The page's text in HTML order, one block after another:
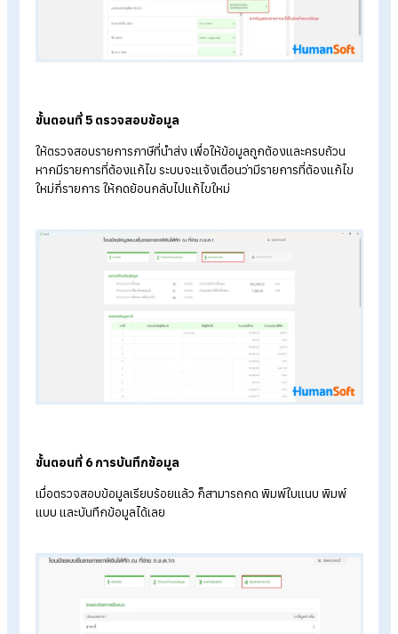
เลือกประเภทสาขา
สาขาที่ (ถ้ามี)
อัปโหลดไฟล์ ภ.ง.ด.1 ที่ดาวน์โหลดจากHumansoft
รหัสเงินได้
รหัสเงื่อนไขการหักภาษี ณ ที่จ่าย
“ตำแหน่งข้อมูล” และด้านขวาคือ “รายการ” ให้เลือกรายการข้อมูล
ขวามาใส่ในช่องตำแหน่งข้อมูลด้านซ้ายให้ถูกต้องตามประเภทข้อมู